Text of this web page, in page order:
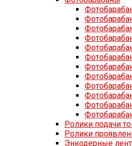
Ролики подачи
Ролики
Энкодерные